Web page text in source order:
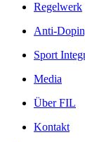
Regelwerk
Anti-
Sport
Media
Über FIL
Kontakt